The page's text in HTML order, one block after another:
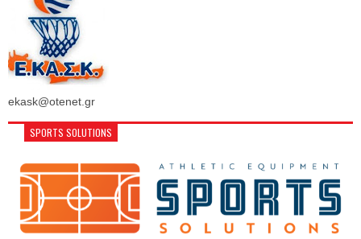
ekask@otenet.gr
SPORTS SOLUTIONS